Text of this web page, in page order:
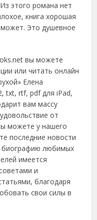
этого романа нет
книга хорошая
Это душевное
вы можете
или читать онлайн
Елена
txt, rtf, pdf для iPad,
вам массу
от
можете у нашего
последние новости
биографию любимых
имеется
и
благодаря
свои силы в